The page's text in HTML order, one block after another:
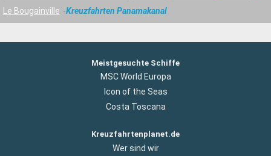
Le Bougainville
Kreuzfahrten Panamakanal
Meistgesuchte Schiffe
MSC World Europa
Icon of the Seas
Costa Toscana
Kreuzfahrtenplanet.de
Wer sind wir